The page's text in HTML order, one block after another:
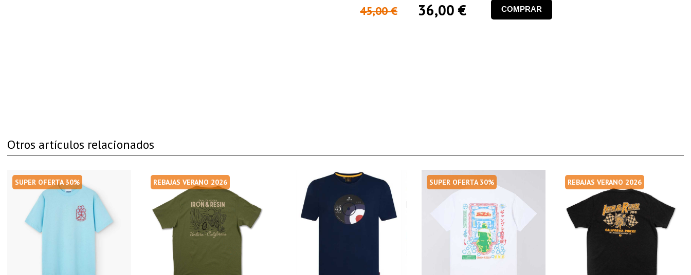
45,00 € 36,00 € COMPRAR
Otros artículos relacionados
SUPER OFERTA 30% REBAJAS VERANO 2026 SUPER OFERTA 30% REBAJAS VERANO 2026